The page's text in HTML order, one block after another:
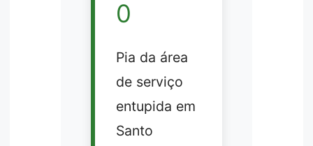
0
Pia da área
de serviço
entupida em
Santo